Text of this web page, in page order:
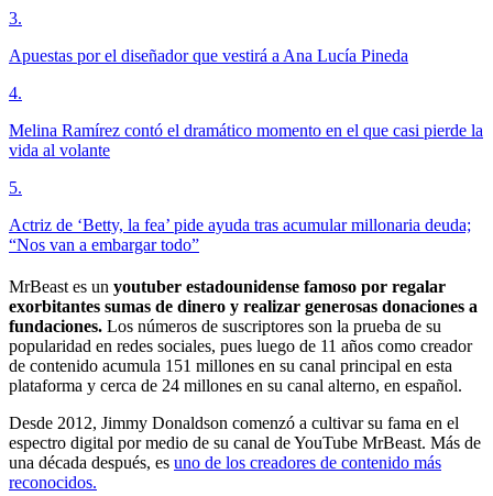
3.
Apuestas por el diseñador que vestirá a Ana Lucía Pineda
4.
Melina Ramírez contó el dramático momento en el que casi pierde la
vida al volante
5.
Actriz de ‘Betty, la fea’ pide ayuda tras acumular millonaria deuda;
“Nos van a embargar todo”
MrBeast es un youtuber estadounidense famoso por regalar
exorbitantes sumas de dinero y realizar generosas donaciones a
fundaciones. Los números de suscriptores son la prueba de su
popularidad en redes sociales, pues luego de 11 años como creador
de contenido acumula 151 millones en su canal principal en esta
plataforma y cerca de 24 millones en su canal alterno, en español.
Desde 2012, Jimmy Donaldson comenzó a cultivar su fama en el
espectro digital por medio de su canal de YouTube MrBeast. Más de
una década después, es uno de los creadores de contenido más
reconocidos.